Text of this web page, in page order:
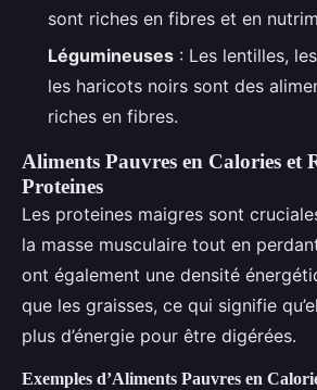
sont riches en fibres et en
Légumineuses : Les lentilles,
les haricots noirs sont des
riches en fibres.
Aliments Pauvres en Calories et
Proteines
Les proteines maigres sont
la masse musculaire tout en
ont également une densité
que les graisses, ce qui signifie
plus d’énergie pour être digérées.
Exemples d’Aliments Pauvres en